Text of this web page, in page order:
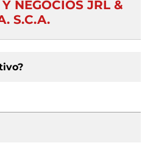
NEGOCIOS JRL &
S.C.A.